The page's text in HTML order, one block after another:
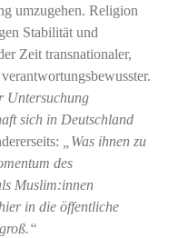
umzugehen. Religion
Stabilität und
Zeit transnationaler,
Untersuchung
sich in Deutschland
„Was ihnen zu
des
Muslim:innen
in die öffentliche